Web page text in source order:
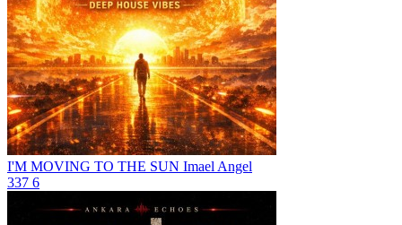
I'M MOVING TO THE SUN Imael Angel
337 6